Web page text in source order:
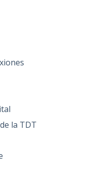
la TDT